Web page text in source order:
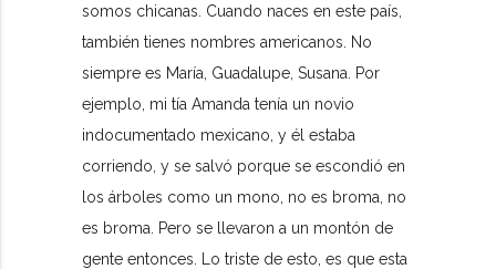
somos chicanas. Cuando naces en este país,
también tienes nombres americanos. No
siempre es María, Guadalupe, Susana. Por
ejemplo, mi tía Amanda tenía un novio
indocumentado mexicano, y él estaba
corriendo, y se salvó porque se escondió en
los árboles como un mono, no es broma, no
es broma. Pero se llevaron a un montón de
gente entonces. Lo triste de esto, es que esta